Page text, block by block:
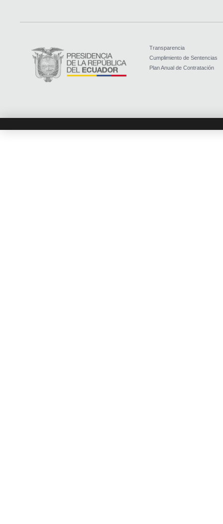
Transparencia
Cumplimiento de Sentencias
Plan Anual de Contratación